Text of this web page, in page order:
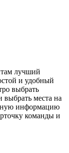
лучший
и удобный
выбрать
места на
информацию
команды и